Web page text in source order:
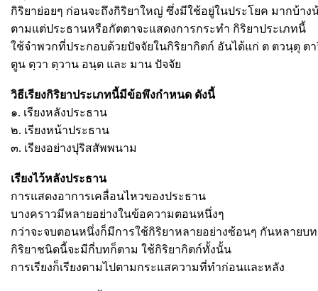
กิริยาย่อยๆ ก่อนจะถึงกิริยาใหญ่ ซึ่งมีใช้อยู่ในประโยค มากบ้าง
ตามแต่ประธานหรือกัตตาจะแสดงการกระทำ กิริยาประเภทนี้
ใช้จำพวกที่ประกอบด้วยปัจจัยในกิริยากิตก์ อันได้แก่ ต ตวนฺตุ ตา
ตูน ตฺวา ตฺวาน อนฺต และ มาน ปัจจัย
วิธีเรียงกิริยาประเภทนี้มีข้อพึงกำหนด ดังนี้
๑. เรียงหลังประธาน
๒. เรียงหน้าประธาน
๓. เรียงอย่างปุริสสัพพนาม
เรียงไว้หลังประธาน
การแสดงอาการเคลื่อนไหวของประธาน
บางคราวมีหลายอย่างในข้อความตอนหนึ่งๆ
กว่าจะจบตอนหนึ่งก็มีการใช้กิริยาหลายอย่างซ้อนๆ กันหลายบท
กิริยาชนิดนี้จะมีกี่บทก็ตาม ใช้กิริยากิตก์ทั้งนั้น
การเรียงก็เรียงตามไปตามกระแสความที่ทำก่อนและหลัง